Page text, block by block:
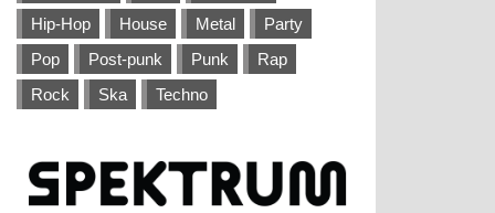
Hip-Hop
House Metal
Party
Pop
Post-punk Punk
Rap
Rock
Ska Techno